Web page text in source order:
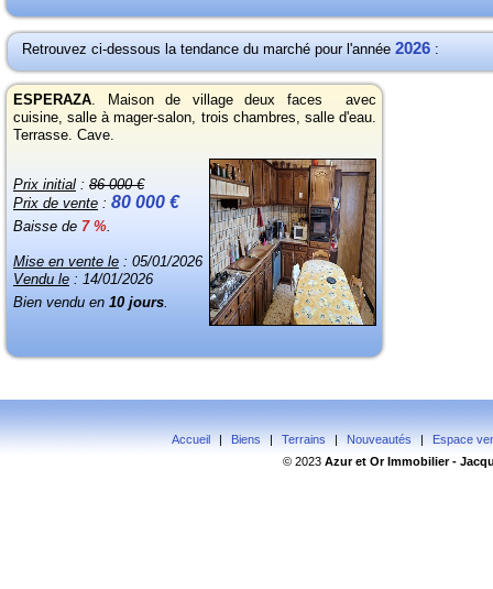
Retrouvez ci-dessous la tendance du marché pour l'année 2026 :
ESPERAZA. Maison de village deux faces avec
cuisine, salle à mager-salon, trois chambres, salle d'eau.
Terrasse. Cave.
Prix initial: 86 000 €
Prix de vente : 80 000 €
Baisse de 7 %.
Mise en vente le : 05/01/2026
Vendu le : 14/01/2026
Bien vendu en 10 jours.
Accueil | Biens | Terrains | Nouveautés |
Espace
© 2023Azuret Or Immobilier -